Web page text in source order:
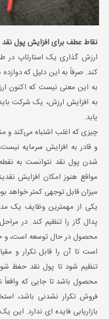
نقاط عطف برای افزایش پول نقد
ارزش گذاری یک استارتاپ در
به این معنی نیست که اکنون
به افزایش ارزش، یک شرکت
یابد.
چیزی که اغلب اشتباه می‌کند و
و قادر به افزایش سرمایه
شدن پول نقد نتوانست به
مواقع هنوز امکان افزایش
میزان قابل توجهی کمتر خواهد
یکی از مهمترین وظایف یک
پدال گاز را تنظیم کند. در
محصول در حال توسعه است، و
است تا آن را قابل تکرار و
تنظیم شود تا پول نقد حفظ
محصول باشد تا جایی که واقعاً
فروش تکرار نشدنی باشد،
بازاریابی فایده ای ندارد. این